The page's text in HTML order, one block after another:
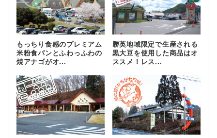
もっちり食感のプレミアム
米粉食パンとふわっふわの
焼アナゴがオ...
勝英地域限定で生産される
黒大豆を使用した商品はオ
ススメ！レス...